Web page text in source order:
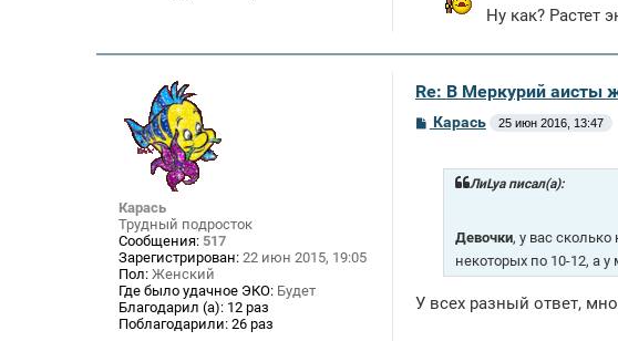
Ну как? Растет
Карась
Трудный подросток
Сообщения: 517
Зарегистрирован: 22 июн 2015, 19:05
Пол: Женский
Где было удачное ЭКО: Будет
Благодарил (а): 12 раз
Поблагодарили: 26 раз
Re: В Меркурий аисты
СКарась 25 июн 2016, 13:47
ЛиLya писал(а):
Девочки, у вас
некоторых по 10-12, а
У всех разный ответ,